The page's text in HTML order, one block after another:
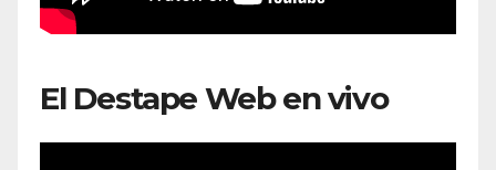
El Destape Web en vivo